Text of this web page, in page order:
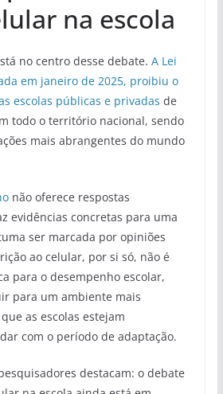
na escola
no centro desse debate. A Lei
em janeiro de 2025, proibiu o
escolas públicas e privadas de
todo o território nacional, sendo
mais abrangentes do mundo
não oferece respostas
evidências concretas para uma
ser marcada por opiniões
ao celular, por si só, não é
para o desempenho escolar,
para um ambiente mais
as escolas estejam
com o período de adaptação.
destacam: o debate